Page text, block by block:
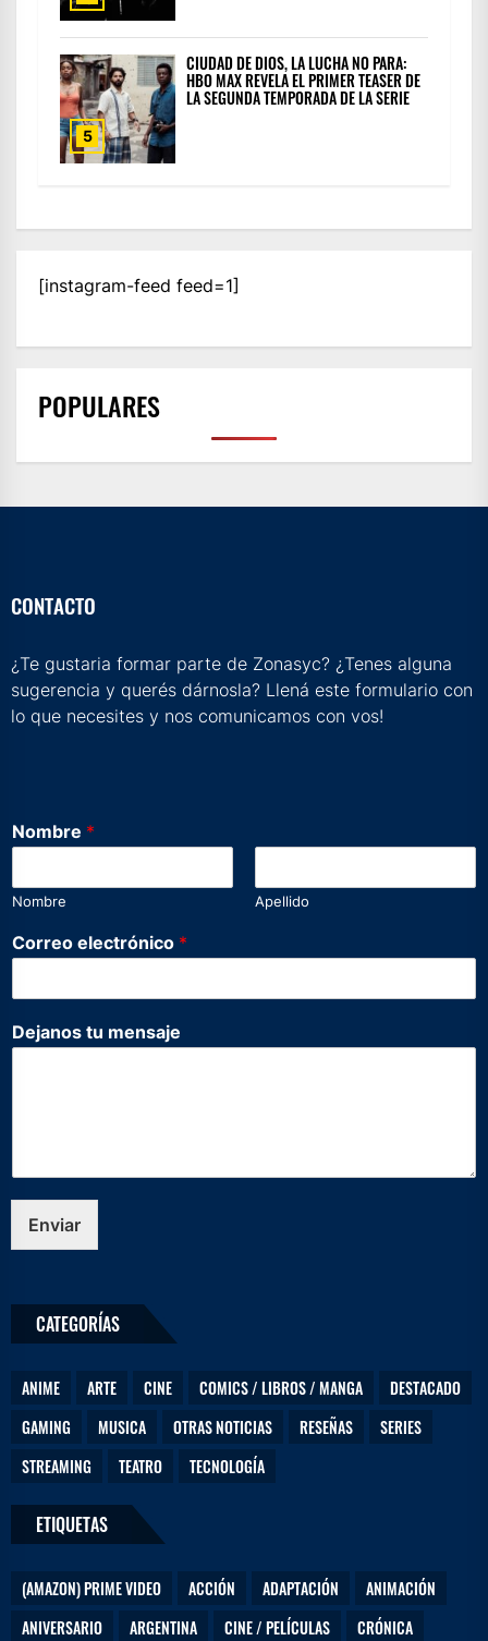
5
CIUDAD DE DIOS, LA LUCHA NO PARA:
HBO MAX REVELA EL PRIMER TEASER DE
LA SEGUNDA TEMPORADA DE LA SERIE
[instagram-feed feed=1]
POPULARES
CONTACTO
¿Te gustaria formar parte de Zonasyc? ¿Tenes alguna
sugerencia y querés dárnosla? Llená este formulario con
lo que necesites y nos comunicamos con vos!
Nombre *
Nombre Apellido
Correo electrónico *
C
o
o
m
l
c
o
Dejanos tu mensaje
Enviar
CATEGORÍAS
ANIME ARTE CINE COMICS / LIBROS / MANGA
DESTACADO
GAMING
MUSICA OTRAS NOTICIAS RESEÑAS
SERIES
STREAMING
TEATRO TECNOLOGÍA
ETIQUETAS
(AMAZON) PRIME VIDEO ACCIÓN ADAPTACIÓN
ANIMACIÓN
ANIVERSARIO
ARGENTINA CINE / PELÍCULAS
CRÓNICA